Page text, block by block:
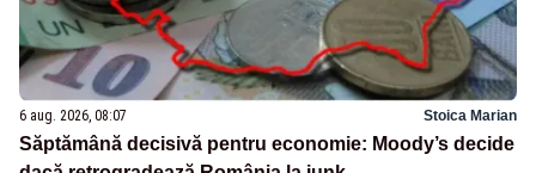
6 aug. 2026, 08:07 Stoica Marian
Săptămână decisivă pentru economie: Moody’s decide